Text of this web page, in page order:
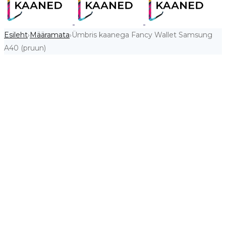
Esileht›Määramata›Ümbris kaanega Fancy Wallet Samsung
A40 (pruun)